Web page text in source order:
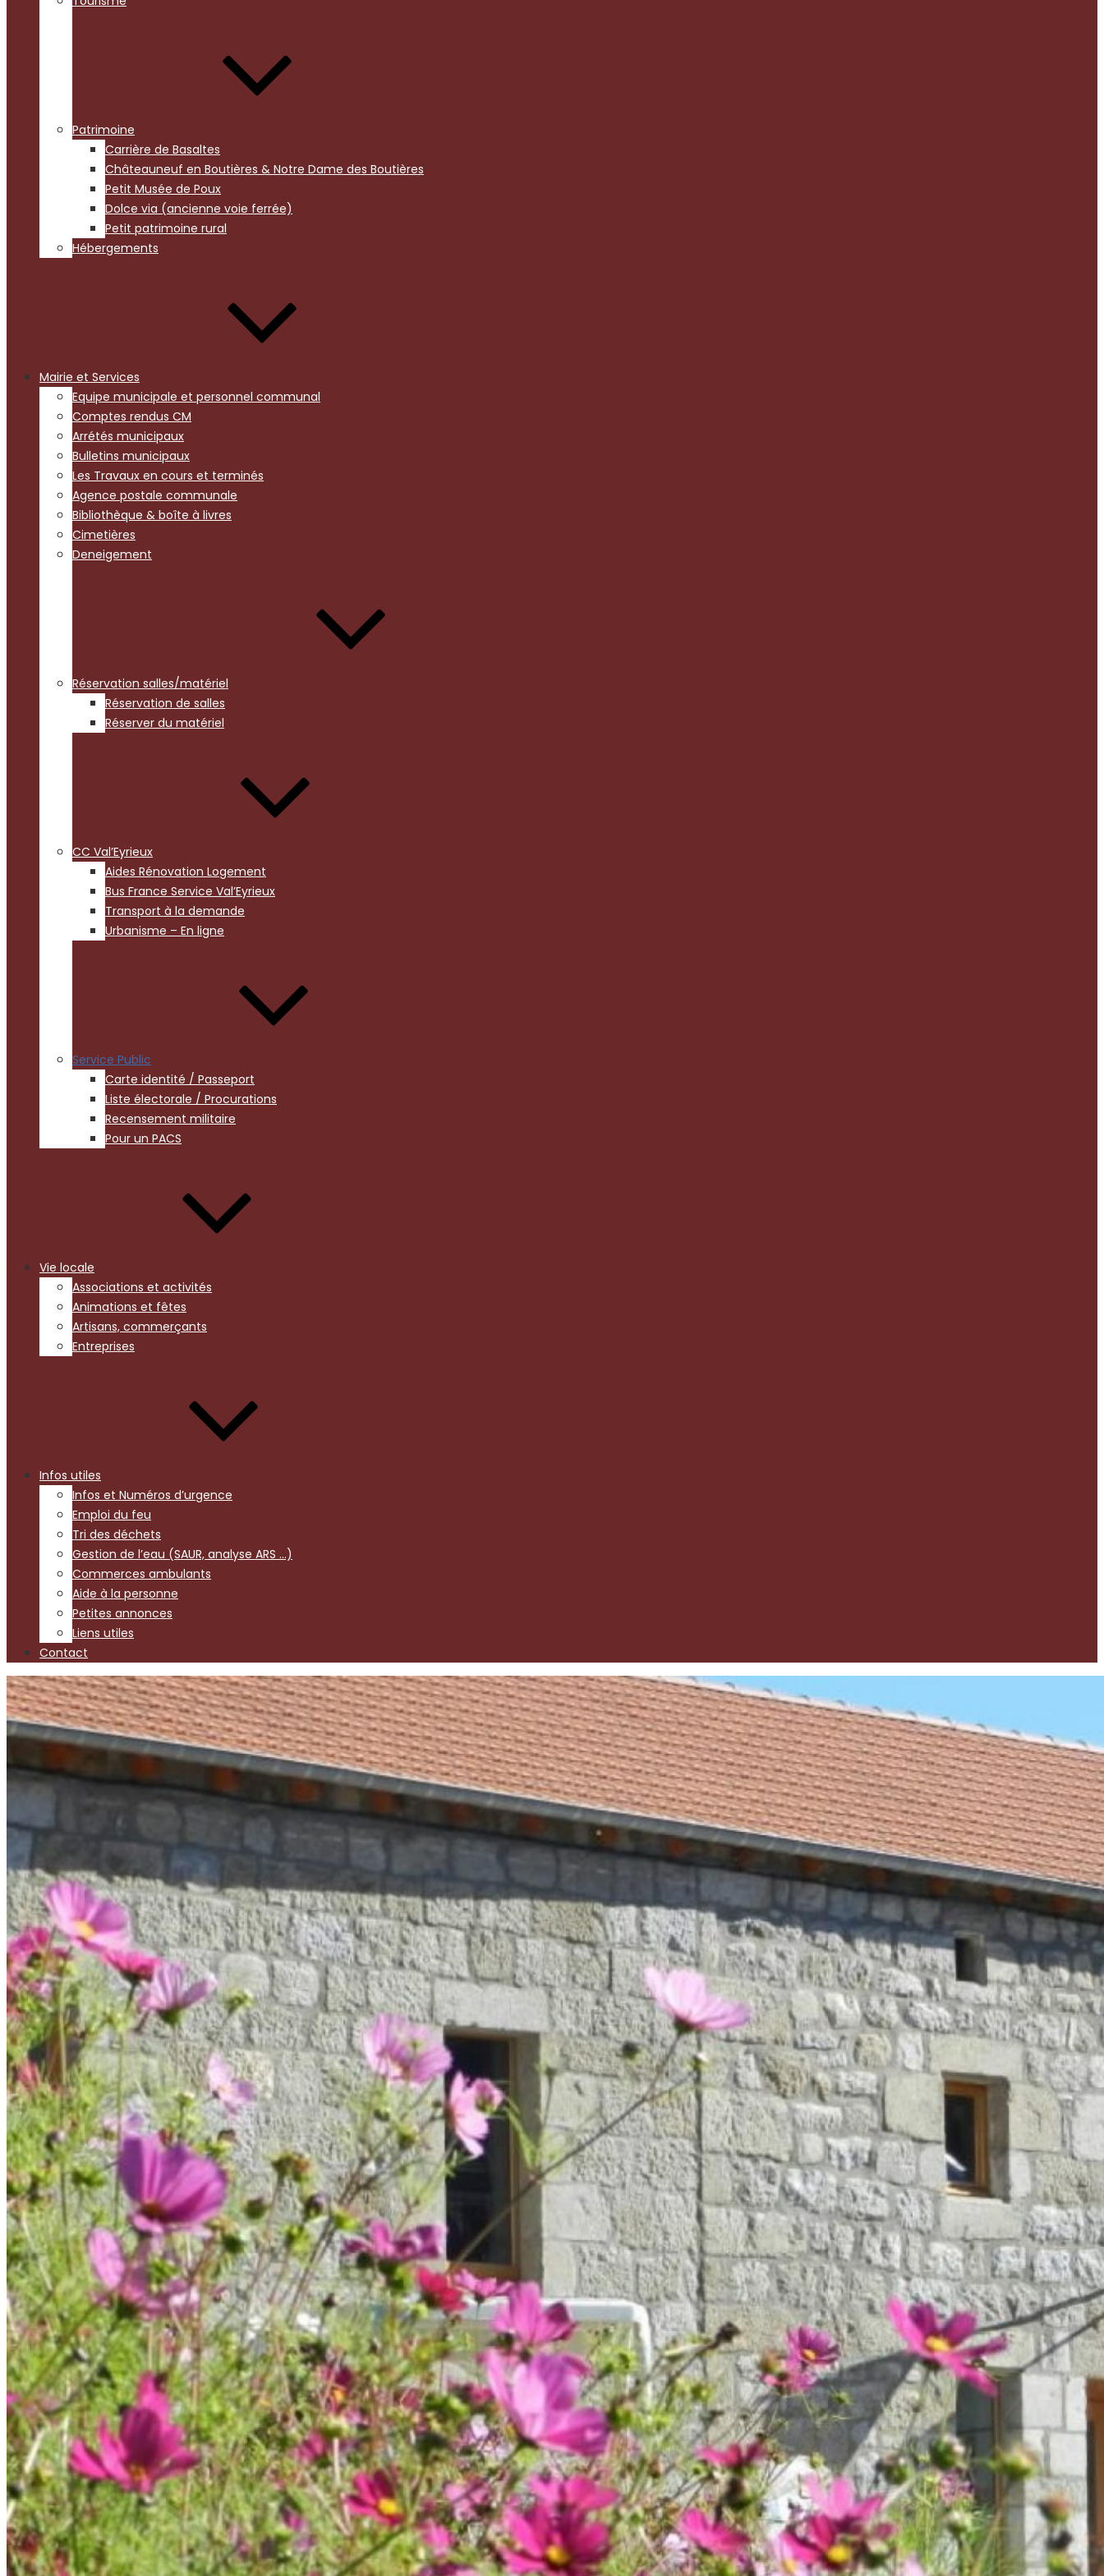
Patrimoine
Carrière de Basaltes
Châteauneuf en Boutières & Notre Dame des Boutières
Petit Musée de Poux
Dolce via (ancienne voie ferrée)
Petit patrimoine rural
Hébergements
Mairie et Services
Equipe municipale et personnel communal
Comptes rendus CM
Arrétés municipaux
Bulletins municipaux
Les Travaux en cours et terminés
Agence postale communale
Bibliothèque & boîte à livres
Cimetières
Deneigement
Réservation salles/matériel
Réservation de salles
Réserver du matériel
CC Val’Eyrieux
Aides Rénovation Logement
Bus France Service Val’Eyrieux
Transport à la demande
Urbanisme – En ligne
Service Public
Carte identité / Passeport
Liste électorale / Procurations
Recensement militaire
Pour un PACS
Vie locale
Associations et activités
Animations et fêtes
Artisans, commerçants
Entreprises
Infos utiles
Infos et Numéros d’urgence
Emploi du feu
Tri des déchets
Gestion de l’eau (SAUR, analyse ARS …)
Commerces ambulants
Aide à la personne
Petites annonces
Liens utiles
Contact